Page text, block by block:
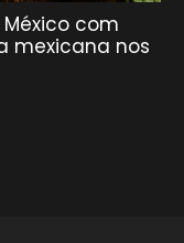
com
mexicana nos